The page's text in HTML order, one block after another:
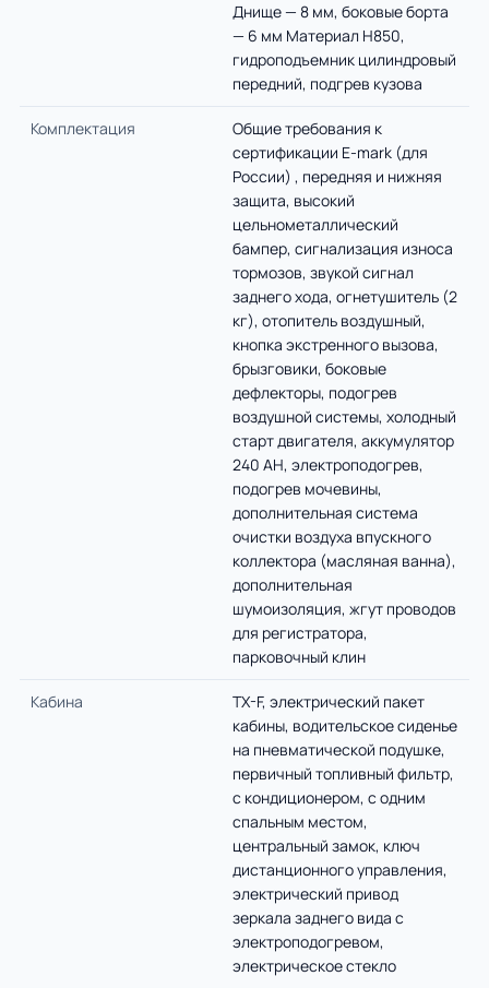
Днище — 8 мм, боковые борта
— 6 мм Материал H850,
гидроподъемник цилиндровый
передний, подгрев кузова
Комплектация
Общие требования к
сертификации E-mark (для
России) , передняя и нижняя
защита, высокий
цельнометаллический
бампер, сигнализация износа
тормозов, звукой сигнал
заднего хода, огнетушитель (2
кг), отопитель воздушный,
кнопка экстренного вызова,
брызговики, боковые
дефлекторы, подогрев
воздушной системы, холодный
старт двигателя, аккумулятор
240 AH, электроподогрев,
подогрев мочевины,
дополнительная система
очистки воздуха впускного
коллектора (масляная ванна),
дополнительная
шумоизоляция, жгут проводов
для регистратора,
парковочный клин
Кабина
TX-F, электрический пакет
кабины, водительское сиденье
на пневматической подушке,
первичный топливный фильтр,
с кондиционером, с одним
спальным местом,
центральный замок, ключ
дистанционного управления,
электрический привод
зеркала заднего вида с
электроподогревом,
электрическое стекло